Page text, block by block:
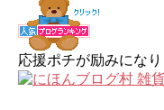
応援ポチが励みにな